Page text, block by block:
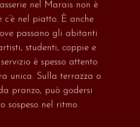
nel Marais non è
c’è nel piatto. È anche
passano gli abitanti
studenti, coppie e
è spesso attento
unica. Sulla terrazza o
pranzo, può godersi
sospeso nel ritmo